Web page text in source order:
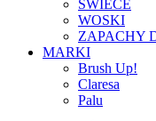
ŚWIECE
WOSKI
ZAPACHY
MARKI
Brush Up!
Claresa
Palu